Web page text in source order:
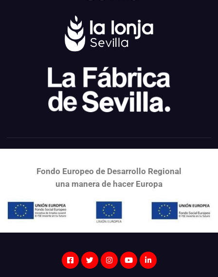
Fondo Europeo de Desarrollo Regional
una manera de hacer Europa